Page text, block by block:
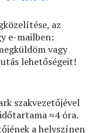
az
e-mailben:
vagy
lehetőségeit!
szakvezetőjével
≈4 óra.
a helyszínen